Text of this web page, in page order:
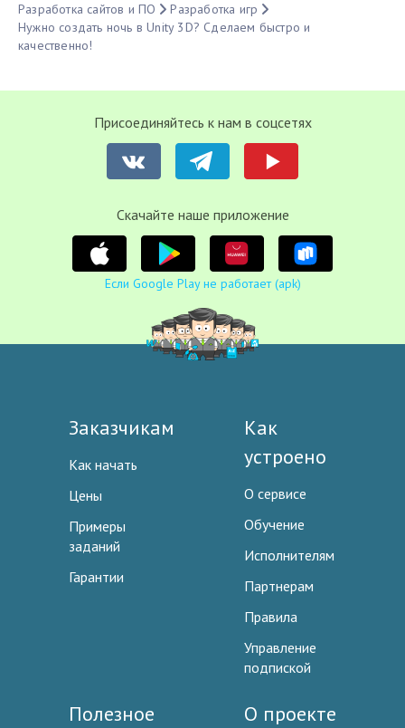
Разработка сайтов и ПО
Разработка игр
Нужно создать ночь в Unity 3D? Сделаем быстро и
качественно!
Присоединяйтесь к нам в соцсетях
Cкачайте наше приложение
Если Google Play не работает (apk)
Заказчикам
Как начать
Цены
Примеры
заданий
Гарантии
Как
устроено
О сервисе
Обучение
Исполнителям
Партнерам
Правила
Управление
подпиской
Полезное О проекте